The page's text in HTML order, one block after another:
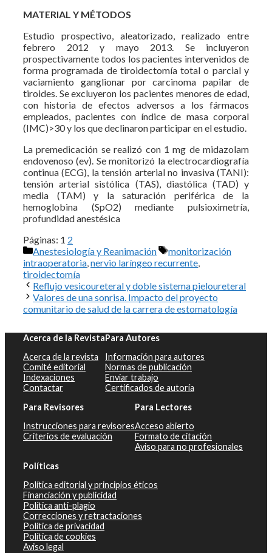
MATERIAL Y MÉTODOS
Estudio prospectivo, aleatorizado, realizado entre
febrero 2012 y mayo 2013. Se incluyeron
prospectivamente todos los pacientes intervenidos de
forma programada de tiroidectomía total o parcial y
vaciamiento ganglionar por carcinoma papilar de
tiroides. Se excluyeron los pacientes menores de edad,
con historia de efectos adversos a los fármacos
empleados, pacientes con índice de masa corporal
(IMC)>30 y los que declinaron participar en el estudio.
La premedicación se realizó con 1 mg de midazolam
endovenoso (ev). Se monitorizó la electrocardiografía
continua (ECG), la tensión arterial no invasiva (TANI):
tensión arterial sistólica (TAS), diastólica (TAD) y
media (TAM) y la saturación periférica de la
hemoglobina (SpO2) mediante pulsioximetría,
profundidad anestésica
Páginas: 1 2
Categorías
Anestesiología y Reanimación Etiquetas
monitorización
intraoperatoria,nervio laríngeo recurrente,
tiroidectomía
Reflujo vesicoureteral y doble sistema pieloureteral
Valores de una sonrisa. Impacto del proyecto
comunitario de salud de la carrera de estomatología
Acerca de la Revista
Acerca de la revista
Comité editorial
Indexaciones
Contactar
Para Autores
Información para autores
Normas de publicación
Enviar trabajo
Certificados de autoría
Para Revisores
Instrucciones para revisores
Criterios de evaluación
Para Lectores
Acceso abierto
Formato de citación
Aviso para no profesionales
Políticas
Política editorial y principios éticos
Financiación y publicidad
Política anti-plagio
Correcciones y retractaciones
Política de privacidad
Política de cookies
Aviso legal